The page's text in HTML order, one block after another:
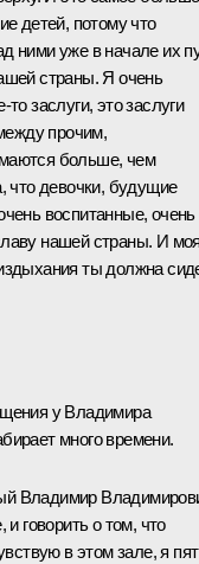
детей, потому что
ними уже в начале их
страны. Я очень
заслуги, это заслуги
прочим,
больше, чем
что девочки, будущие
воспитанные, очень
нашей страны. И
ты должна
у Владимира
много времени.
Владимир
говорить о том, что
в этом зале, я